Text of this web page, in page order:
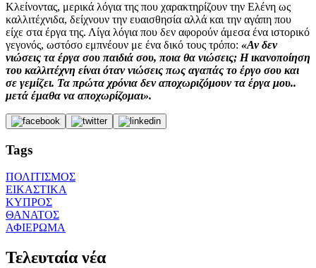
Κλείνοντας, μερικά λόγια της που χαρακτηρίζουν την Ελένη ως
καλλιτέχνιδα, δείχνουν την ευαισθησία αλλά και την αγάπη που
είχε στα έργα της. Λίγα λόγια που δεν αφορούν άμεσα ένα ιστορικό
γεγονός, ωστόσο εμπνέουν με ένα δικό τους τρόπο: «Αν δεν
νιώσεις τα έργα σου παιδιά σου, ποια θα νιώσεις; Η ικανοποίηση
του καλλιτέχνη είναι όταν νιώσεις πως αγαπάς το έργο σου και
σε γεμίζει. Τα πρώτα χρόνια δεν αποχωριζόμουν τα έργα μου..
μετά έμαθα να αποχωρίζομαι».
Tags
ΠΟΛΙΤΙΣΜΟΣ
ΕΙΚΑΣΤΙΚΑ
ΚΥΠΡΟΣ
ΘΑΝΑΤΟΣ
ΑΦΙΕΡΩΜΑ
Τελευταία νέα